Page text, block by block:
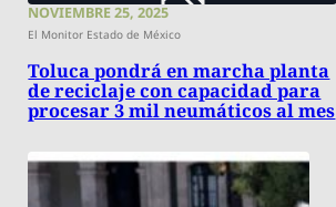
NOVIEMBRE 25, 2025
El Monitor Estado de México
Toluca pondrá en marcha planta
de reciclaje con capacidad para
procesar 3 mil neumáticos al mes